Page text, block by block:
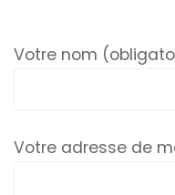
Votre nom
Votre adresse de